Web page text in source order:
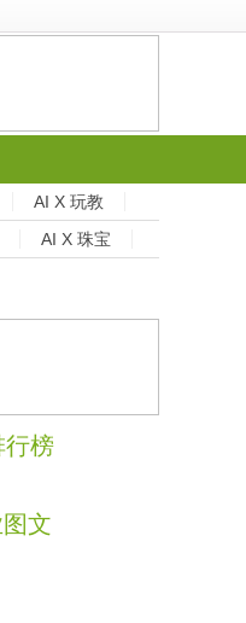
AI X 玩教
AI X 珠宝
行榜
文